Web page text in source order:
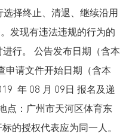
择终止、清退、继续沿用
发现有违法违规的行为的
行。 公告发布日期（含本
申请文件开始日期（含本
年 08 月 09日 报名及递
点：广州市天河区体育东
的授权代表应为同一人。